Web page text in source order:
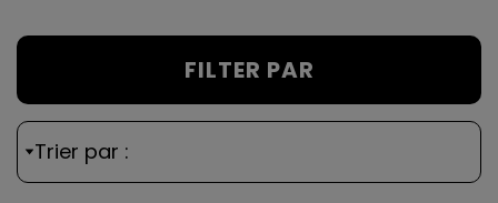
FILTER PAR
Trier par :